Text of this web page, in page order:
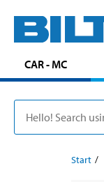
CAR - MC
Start